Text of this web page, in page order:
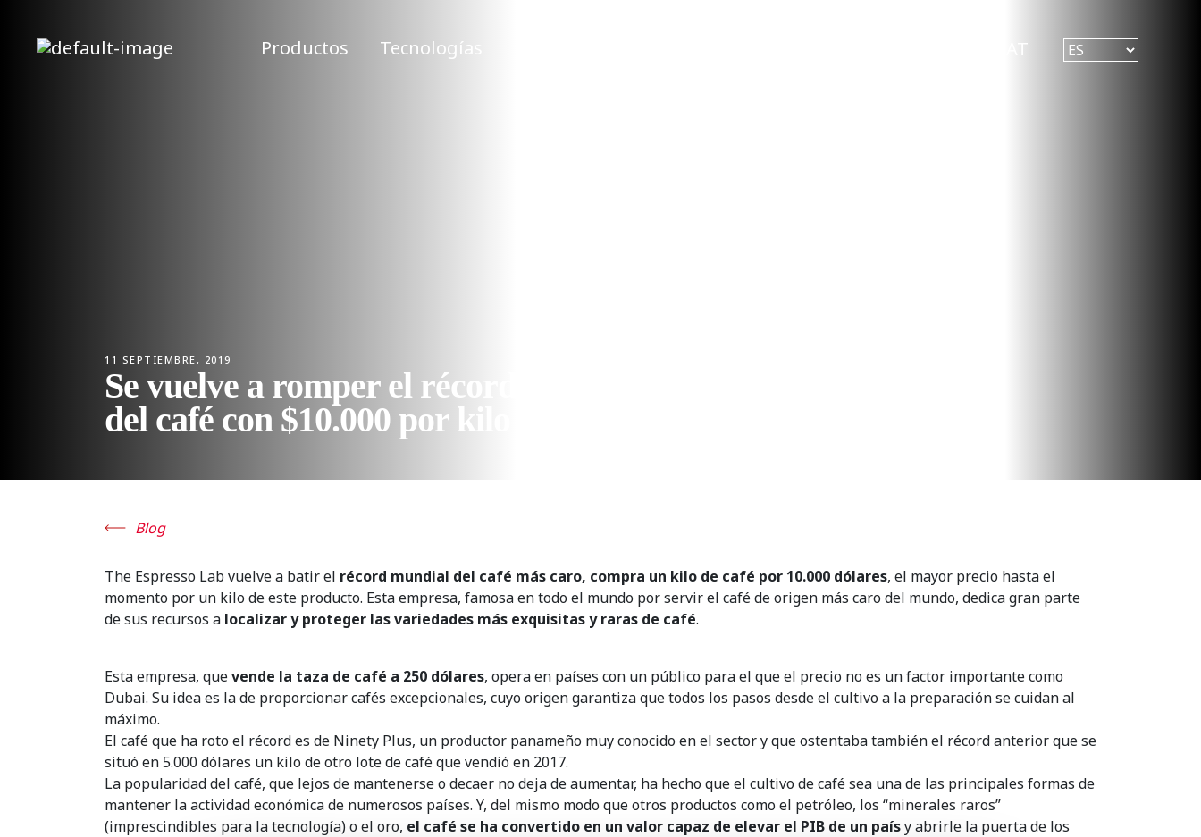
Productos Tecnologías SAT
11 SEPTIEMBRE, 2019
Se vuelve a romper el récord mundial del precio
del café con $10.000 por kilo
Blog
The Espresso Lab vuelve a batir el récord mundial del café más caro, compra un kilo de café por 10.000 dólares, el mayor precio hasta el
momento por un kilo de este producto. Esta empresa, famosa en todo el mundo por servir el café de origen más caro del mundo, dedica gran parte
de sus recursos a localizar y proteger las variedades más exquisitas y raras de café.
Esta empresa, quevende la taza de café a 250 dólares, opera en países con un público para el que el precio no es un factor importante como
Dubai. Su idea es la de proporcionar cafés excepcionales, cuyo origen garantiza que todos los pasos desde el cultivo a la preparación se cuidan al
máximo.
El café que ha roto el récord es de Ninety Plus, un productor panameño muy conocido en el sector y que ostentaba también el récord anterior que se
situó en 5.000 dólares un kilo de otro lote de café que vendió en 2017.
La popularidad del café, que lejos de mantenerse o decaer no deja de aumentar, ha hecho que el cultivo de café sea una de las principales formas de
mantener la actividad económica de numerosos países. Y, del mismo modo que otros productos como el petróleo, los “minerales raros”
(imprescindibles para la tecnología) o el oro, el café se ha convertido en un valor capaz de elevar el PIB de un paísy abrirle la puerta de los